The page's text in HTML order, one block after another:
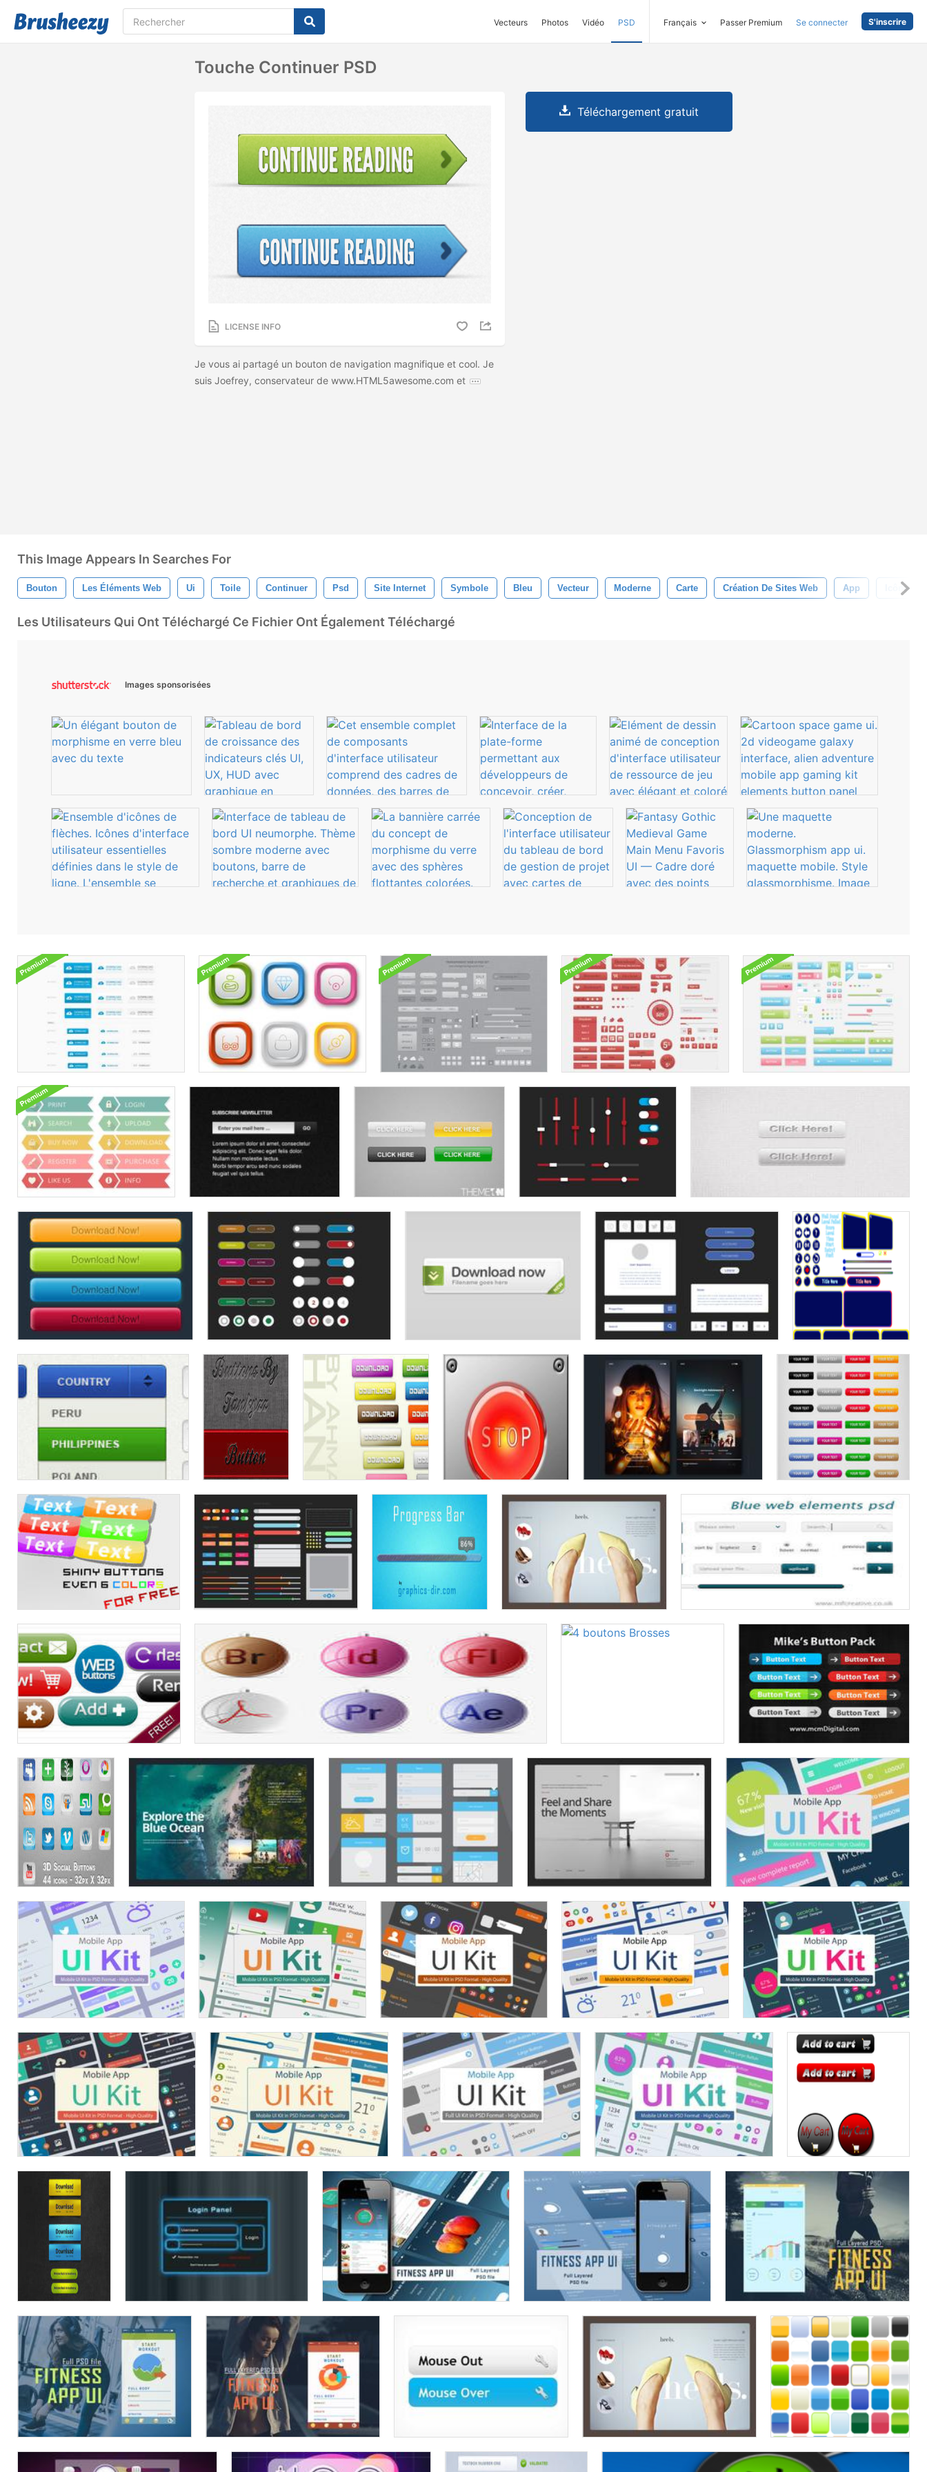
Vecteurs Photos Vidéo PSD Français Passer Premium Se connecter S'inscrire
Touche Continuer PSD
LICENSE INFO
Je vous ai partagé un bouton de navigation magnifique et cool. Je
suis Joefrey, conservateur de www.HTML5awesome.com et
Téléchargement gratuit
This Image Appears In Searches For
Bouton Les Éléments Web Ui Toile Continuer Psd Site Internet Symbole Bleu Vecteur Moderne Carte Création De Sites Web App Icône
Les Utilisateurs Qui Ont Téléchargé Ce Fichier Ont Également Téléchargé
Images sponsorisées